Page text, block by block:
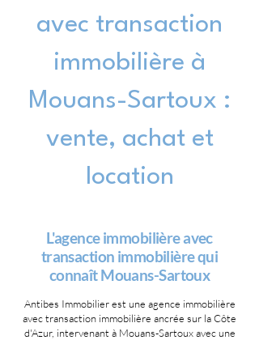
avec transaction
immobilière à
Mouans-Sartoux :
vente, achat et
location
L'agence immobilière avec
transaction immobilière qui
connaît Mouans-Sartoux
Antibes Immobilier est une agence immobilière
avec transaction immobilière ancrée sur la Côte
d'Azur, intervenant à Mouans-Sartoux avec une